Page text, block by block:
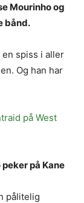
Mourinho og
bånd.
spiss i aller
Og han har
på West
på Kane
pålitelig